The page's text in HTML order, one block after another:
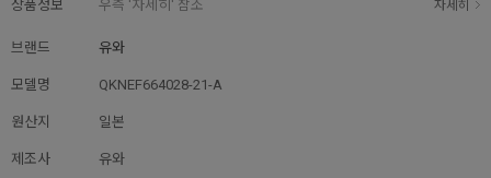
상품정보 우측 '자세히' 참조 자세히
브랜드 유와
모델명 QKNEF664028-21-A
원산지 일본
제조사 유와